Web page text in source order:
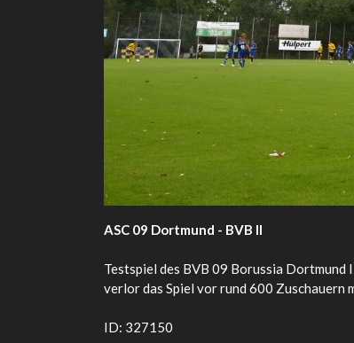
ASC 09 Dortmund - BVB II
Testspiel des BVB 09 Borussia Dortmund
verlor das Spiel vor rund 600 Zuschauern
ID: 327150